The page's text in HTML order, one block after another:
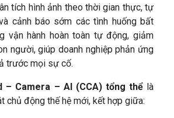
tích hình ảnh theo thời gian thực, tự
cảnh báo sớm các tình huống bất
vận hành hoàn toàn tự động, giảm
người, giúp doanh nghiệp phản ứng
trước mọi sự cố.
– Camera – AI (CCA) tổng thểlà
chủ động thế hệ mới, kết hợp giữa: